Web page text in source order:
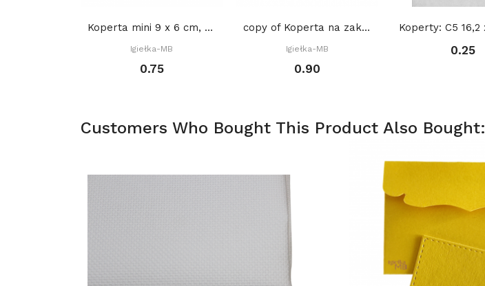
Koperta mini 9 x 6 cm, (gratis: bilecik) - SZARA
Igiełka-MB
0.75
copy of Koperta na zakładkę do książki 22 x 8...
Igiełka-MB
0.90
0.25
Customers Who Bought This Product Also Bought: